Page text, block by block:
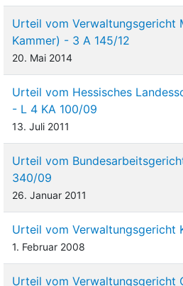
Urteil vom Verwaltungsgericht
Kammer) - 3 A 145/12
20. Mai 2014
Urteil vom Hessisches
- L 4 KA 100/09
13. Juli 2011
Urteil vom
340/09
26. Januar 2011
Urteil vom Verwaltungsgericht
1. Februar 2008
Urteil vom Verwaltungsgericht